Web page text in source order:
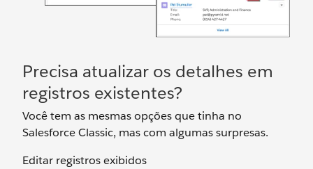
Precisa atualizar os detalhes em
registros existentes?
Você tem as mesmas opções que tinha no
Salesforce Classic, mas com algumas surpresas.
Editar registros exibidos